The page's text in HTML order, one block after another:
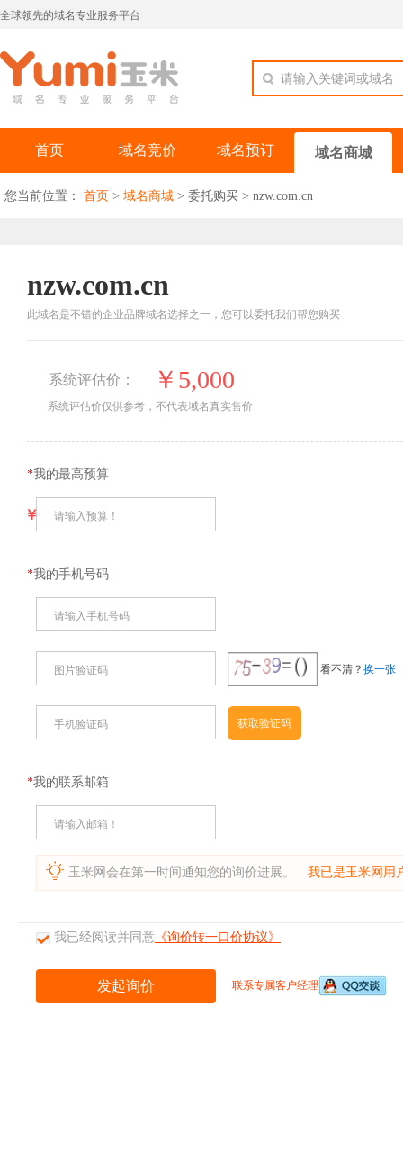
全球领先的域名专业服务平台
请输入关键词或域名
首页 域名竞价 域名预订 域名商城
您当前位置： 首页 > 域名商城 > 委托购买 > nzw.com.cn
nzw.com.cn
此域名是不错的企业品牌域名选择之一，您可以委托我们帮您购买
系统评估价： ￥5,000
系统评估价仅供参考，不代表域名真实售价
*我的最高预算
￥ 请输入预算！
*我的手机号码
请输入手机号码
图片验证码 看不清？ 换一张
手机验证码
*我的联系邮箱
请输入邮箱！
玉米网会在第一时间通知您的询价进展。 我已是玉米网用
我已经阅读并同意 《询价转一口价协议》
联系专属客户经理